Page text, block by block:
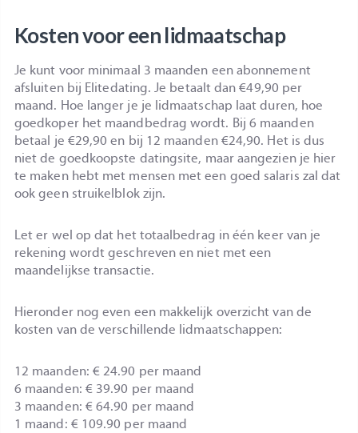
Kosten voor een lidmaatschap
Je kunt voor minimaal 3 maanden een abonnement
afsluiten bij Elitedating. Je betaalt dan €49,90 per
maand. Hoe langer je je lidmaatschap laat duren, hoe
goedkoper het maandbedrag wordt. Bij 6 maanden
betaal je €29,90 en bij 12 maanden €24,90. Het is dus
niet de goedkoopste datingsite, maar aangezien je hier
te maken hebt met mensen met een goed salaris zal dat
ook geen struikelblok zijn.
Let er wel op dat het totaalbedrag in één keer van je
rekening wordt geschreven en niet met een
maandelijkse transactie.
Hieronder nog even een makkelijk overzicht van de
kosten van de verschillende lidmaatschappen:
12 maanden: € 24.90 per maand
6 maanden: € 39.90 per maand
3 maanden: € 64.90 per maand
1 maand: € 109.90 per maand